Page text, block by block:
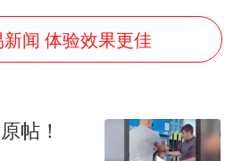
东航：国内客票提前14天免费退改
国防部：坚决反制任何闹海挑衅图谋
胡彦斌韩磊 谁帮谁
胡彦斌获《歌手2026》歌王
闻 体验效果更佳
帖！